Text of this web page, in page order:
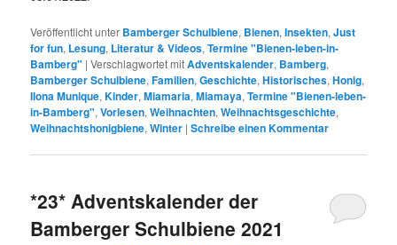
Veröffentlicht unter Bamberger Schulbiene, Bienen,Insekten,Just
for fun, Lesung, Literatur & Videos,Termine "Bienen-leben-in-
Bamberg" |Verschlagwortet mitAdventskalender, Bamberg,
Bamberger Schulbiene,Familien,Geschichte,Historisches,Honig,
Ilona Munique,Kinder,Miamaria,Miamaya,Termine "Bienen-leben-
in-Bamberg",Vorlesen,Weihnachten,Weihnachtsgeschichte,
Weihnachtshonigbiene,Winter |Schreibe einen Kommentar
*23* Adventskalender der
Bamberger Schulbiene 2021